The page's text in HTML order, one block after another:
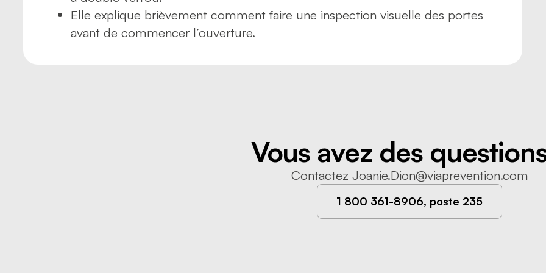
Elle explique brièvement comment faire une inspection visuelle des portes
avant de commencer l’ouverture.
Vous avez des
Contactez Joanie.Dion@viaprevention.com
1 800 361-8906, poste 235